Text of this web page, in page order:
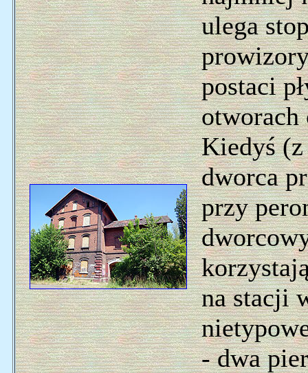
ulega
postaci
otworach
Kiedyś (z
dworca
przy
na stacji
- dwa